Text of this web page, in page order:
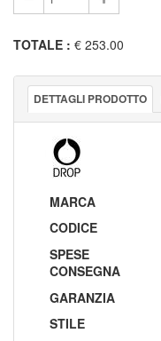
TOTALE : € 253.00
DETTAGLI PRODOTTO
MARCA
CODICE
SPESE
CONSEGNA
GARANZIA
STILE